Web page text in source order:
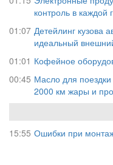
контроль в каждой
01:07 Детейлинг кузова
идеальный
01:01 Кофейное
00:45 Масло для поездки
2000 км жары и
15:55 Ошибки при